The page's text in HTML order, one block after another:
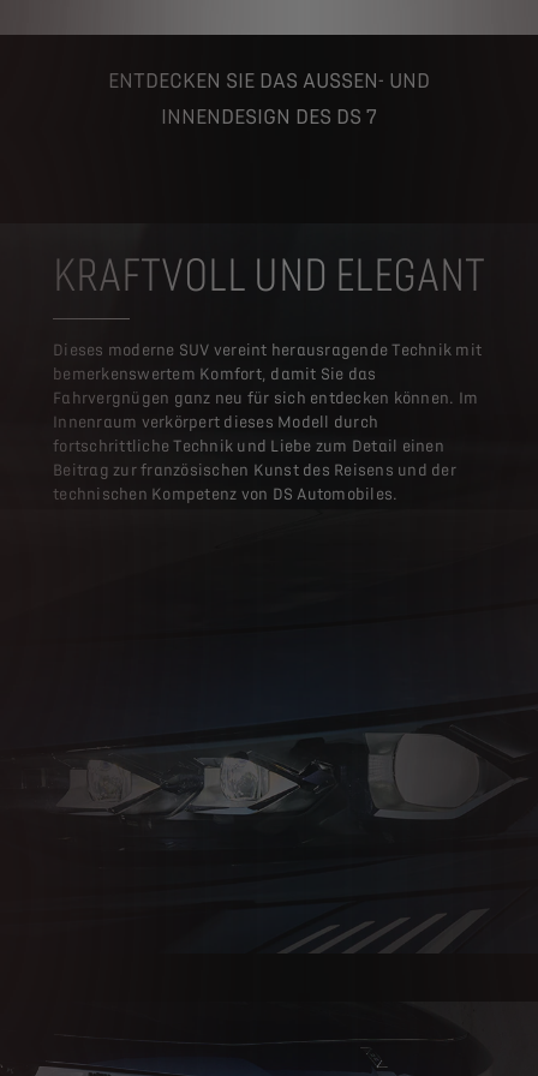
ENTDECKEN SIE DAS AUSSEN- UND
INNENDESIGN DES DS 7
KRAFTVOLL UND ELEGANT
Dieses moderne SUV vereint herausragende Technik mit
bemerkenswertem Komfort, damit Sie das
Fahrvergnügen ganz neu für sich entdecken können. Im
Innenraum verkörpert dieses Modell durch
fortschrittliche Technik und Liebe zum Detail einen
Beitrag zur französischen Kunst des Reisens und der
technischen Kompetenz von DS Automobiles.